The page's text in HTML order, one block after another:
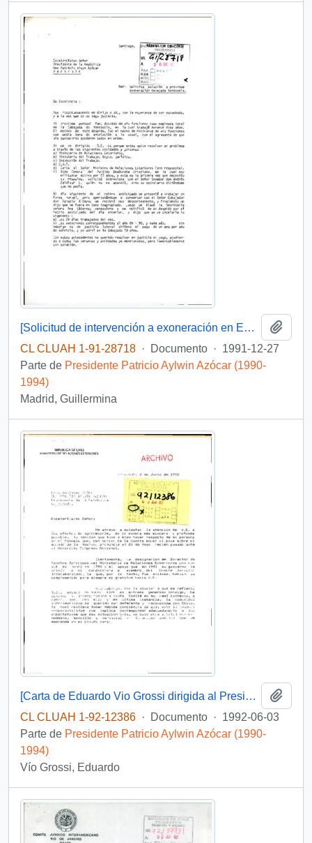
[Solicitud de intervención a exoneración en Embajada de Venezuela dirigida al Presidente Patricio Aylwin]
CL CLUAH 1-91-28718 · Documento · 1991-12-27
Parte de Presidente Patricio Aylwin Azócar (1990-
1994)
Madrid, Guillermina
[Carta de Eduardo Vio Grossi dirigida al Presidente Patricio Aylwin]
CL CLUAH 1-92-12386 · Documento · 1992-06-03
Parte de Presidente Patricio Aylwin Azócar (1990-
1994)
Vío Grossi, Eduardo